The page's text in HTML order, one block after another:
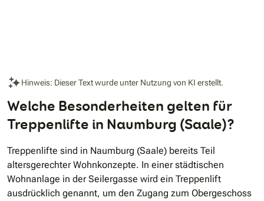
Hinweis: Dieser Text wurde unter Nutzung von KI erstellt.
Welche Besonderheiten gelten für
Treppenlifte in Naumburg (Saale)?
Treppenlifte sind in Naumburg (Saale) bereits Teil
altersgerechter Wohnkonzepte. In einer städtischen
Wohnanlage in der Seilergasse wird ein Treppenlift
ausdrücklich genannt, um den Zugang zum Obergeschoss